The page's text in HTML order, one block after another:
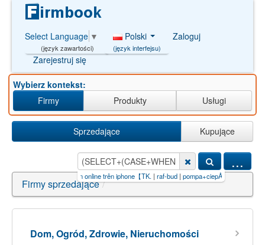
Select Language ▼
(język zawartości)
Polski
(język interfejsu)
Zaloguj
Zarejestruj się
Wybierz kontekst:
Firmy
Produkty Usługi
Sprzedające Kupujące
...
kiếm tiền online trên iphone【TK.|raf-bud |pompa+ciepÅa+AND+And/**/
Firmy sprzedające /
Dom, Ogród, Zdrowie, Nieruchomości